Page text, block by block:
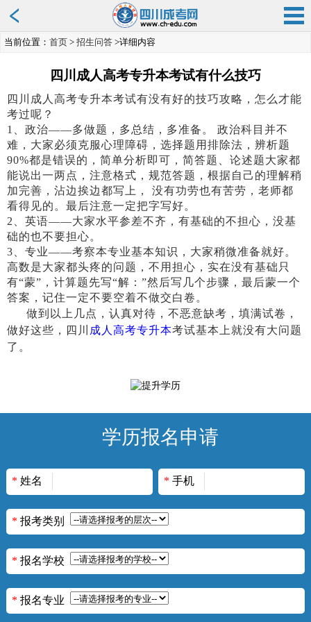
当前位置： 首页 > 招生问答 >详细内容
四川成人高考专升本考试有什么技巧
四川成人高考专升本考试有没有好的技巧攻略，怎么才能
考过呢？
1
政治——多做题，多总结，多准备。 政治科目并不
难，大家必须克服心理障碍，选择题用排除法，辨析题
90%都是错误的，简单分析即可，简答题、论述题大家都
能说出一两点，注意格式，规范答题，根据自己的理解稍
加完善，沾边挨边都写上， 没有功劳也有苦劳，老师都
看得见的。最后注意一定把字写好。
2、英语——大家水平参差不齐，有基础的不担心，没基
础的也不要担心。
3、专业——考察本专业基本知识，大家稍微准备就好。
高数是大家都头疼的问题，不用担心，实在没有基础只
有“蒙”，计算题先写“解：”然后写几个步骤，最后蒙一个
答案，记住一定不要空着不做交白卷。
做到以上几点 ，认真对待，不恶意缺考，填满试卷，
做好这些，
四川 成人高考专升本考试基本上就没有大问题
了。
学历报名申请
* 姓名 * 手机
* 报考类别
* 报名学校
* 报名专业